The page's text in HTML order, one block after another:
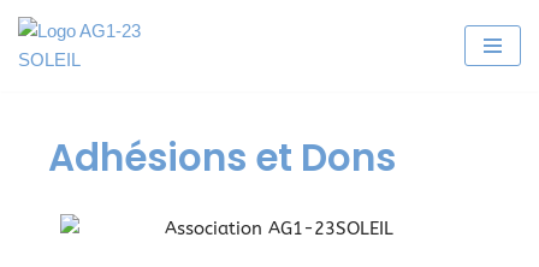
Aller
Adhésions et Dons